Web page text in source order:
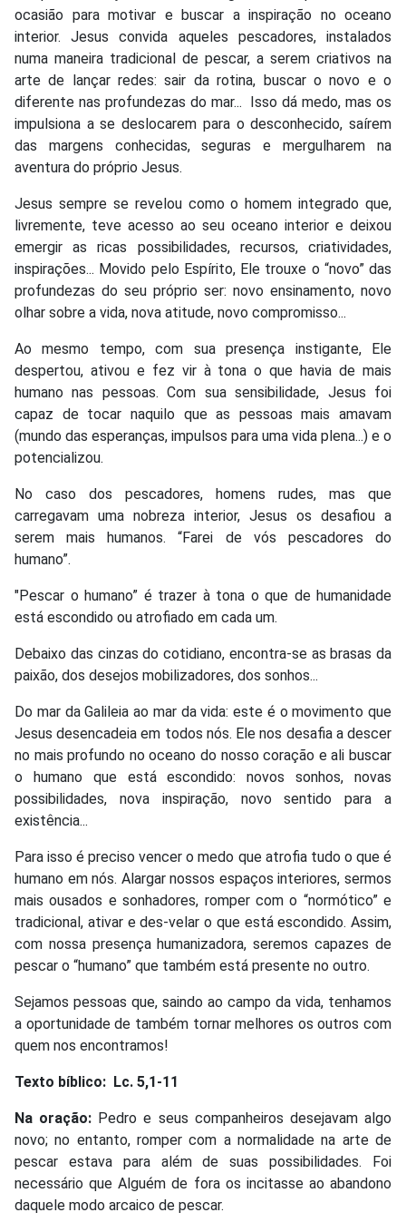
ocasião para motivar e buscar a inspiração no oceano
interior. Jesus convida aqueles pescadores, instalados
numa maneira tradicional de pescar, a serem criativos na
arte de lançar redes: sair da rotina, buscar o novo e o
diferente nas profundezas do mar...
Isso dá medo, mas os
impulsiona a se deslocarem para o desconhecido, saírem
das margens conhecidas, seguras e mergulharem na
aventura do próprio Jesus.
Jesus sempre se revelou como o homem integrado que,
livremente, teve acesso ao seu oceano interior e deixou
emergir as ricas possibilidades, recursos, criatividades,
inspirações... Movido pelo Espírito, Ele trouxe o “novo” das
profundezas do seu próprio ser: novo ensinamento, novo
olhar sobre a vida, nova atitude, novo compromisso...
Ao mesmo tempo, com sua presença instigante, Ele
despertou, ativou e fez vir à tona o que havia de mais
humano nas pessoas. Com sua sensibilidade, Jesus foi
capaz de tocar naquilo que as pessoas mais amavam
(mundo das esperanças, impulsos para uma vida plena...) e o
potencializou.
No caso dos pescadores, homens rudes, mas que
carregavam uma nobreza interior, Jesus os desafiou a
serem mais humanos. “Farei de vós pescadores do
humano”.
"Pescar o humano” é trazer à tona o que de humanidade
está escondido ou atrofiado em cada um.
Debaixo das cinzas do cotidiano, encontra-se as brasas da
paixão, dos desejos mobilizadores, dos sonhos...
Do mar da Galileia ao mar da vida: este é o movimento que
Jesus desencadeia em todos nós. Ele nos desafia a descer
no mais profundo no oceano do nosso coração e ali buscar
o humano que está escondido: novos sonhos, novas
possibilidades, nova inspiração, novo sentido para a
existência...
Para isso é preciso vencer o medo que atrofia tudo o que é
humano em nós. Alargar nossos espaços interiores, sermos
mais ousados e sonhadores, romper com o “normótico” e
tradicional, ativar e des-velar o que está escondido. Assim,
com nossa presença humanizadora, seremos capazes de
pescar o “humano” que também está presente no outro.
Sejamos pessoas que, saindo ao campo da vida, tenhamos
a oportunidade de também tornar melhores os outros com
quem nos encontramos!
Texto bíblico: Lc. 5,1-11
Na oração: Pedro e seus companheiros desejavam algo
novo; no entanto, romper com a normalidade na arte de
pescar estava para além de suas possibilidades. Foi
necessário que Alguém de fora os incitasse ao abandono
daquele modo arcaico de pescar.